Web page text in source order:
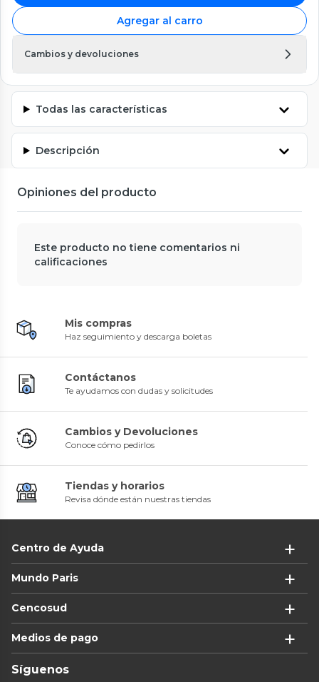
Agregar al carro
Cambios y devoluciones
Todas las características
Descripción
Opiniones del producto
Este producto no tiene comentarios ni
calificaciones
Mis compras
Haz seguimiento y descarga boletas
Contáctanos
Te ayudamos con dudas y solicitudes
Cambios y Devoluciones
Conoce cómo pedirlos
Tiendas y horarios
Revisa dónde están nuestras tiendas
Centro de Ayuda
Mundo Paris
Cencosud
Medios de pago
Síguenos